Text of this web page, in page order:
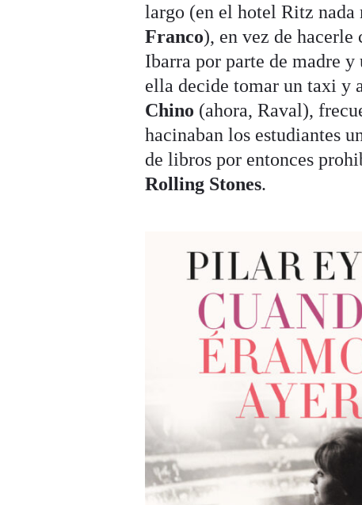
largo (en el hotel Ritz nada
Franco), en vez de hacerle
Ibarra por parte de madre y
ella decide tomar un taxi y
Chino (ahora, Raval),
hacinaban los estudiantes
de libros por entonces
Rolling Stones.